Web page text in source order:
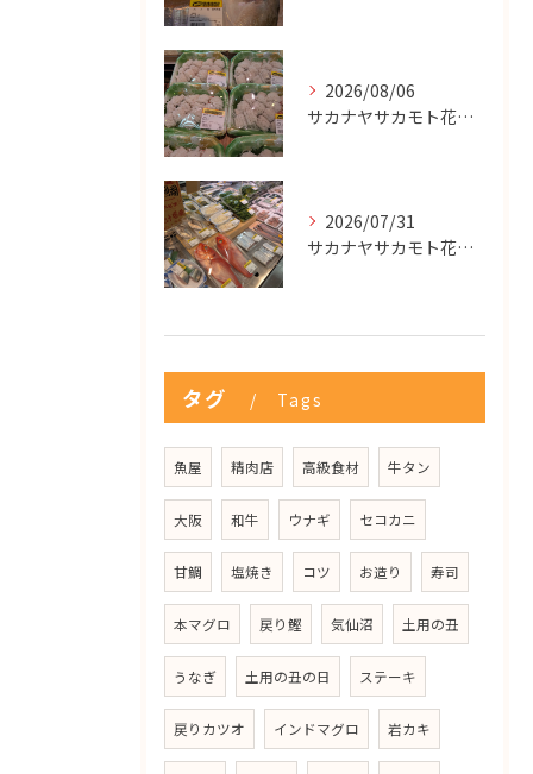
2026/08/06
サカナヤサカモト花園店
2026/07/31
サカナヤサカモト花園店
タグ Tags
魚屋 精肉店 高級食材 牛タン
大阪 和牛 ウナギ セコカニ
甘鯛 塩焼き コツ お造り 寿司
本マグロ 戻り鰹 気仙沼 土用の丑
うなぎ 土用の丑の日 ステーキ
戻りカツオ インドマグロ 岩カキ